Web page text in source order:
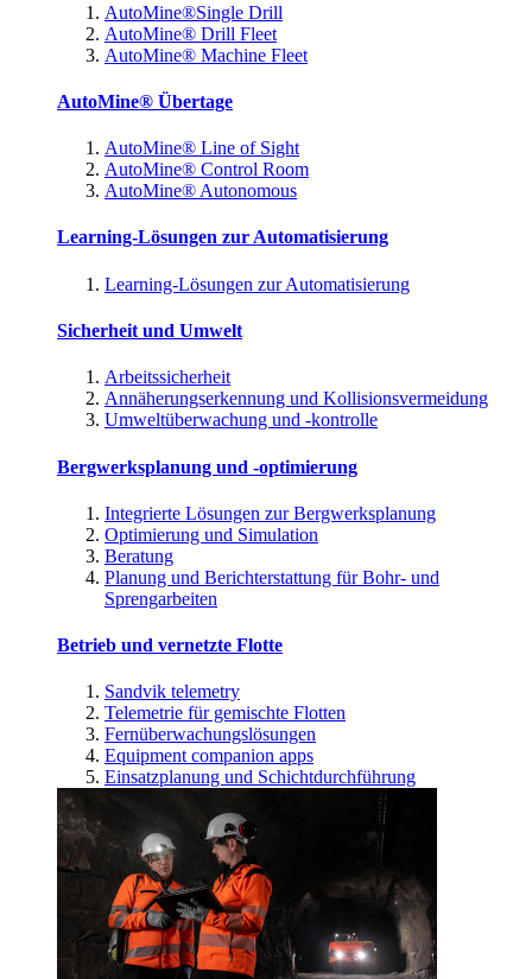
AutoMine®Single Drill
AutoMine® Drill Fleet
AutoMine® Machine Fleet
AutoMine® Übertage
AutoMine® Line of Sight
AutoMine® Control Room
AutoMine® Autonomous
Learning-Lösungen zur Automatisierung
Learning-Lösungen zur Automatisierung
Sicherheit und Umwelt
Arbeitssicherheit
Annäherungserkennung und Kollisionsvermeidung
Umweltüberwachung und -kontrolle
Bergwerksplanung und -optimierung
Integrierte Lösungen zur Bergwerksplanung
Optimierung und Simulation
Beratung
Planung und Berichterstattung für Bohr- und
Sprengarbeiten
Betrieb und vernetzte Flotte
Sandvik telemetry
Telemetrie für gemischte Flotten
Fernüberwachungslösungen
Equipment companion apps
Einsatzplanung und Schichtdurchführung